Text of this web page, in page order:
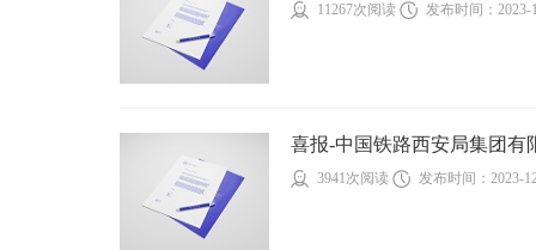
11267次阅读 发布时间：2023-
喜报-中国铁路西安局集团有
3941次阅读 发布时间：2023-